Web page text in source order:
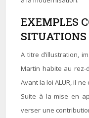
EXEMPLES
SITUATIONS
A titre d’illustration,
Martin habite au rez-
Avant la loi ALUR, il
Suite à la mise en
verser une